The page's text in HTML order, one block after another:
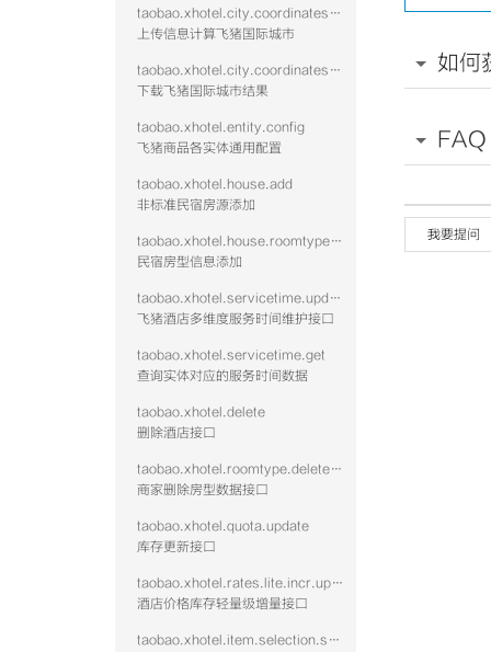
taobao.xhotel.city.coordinates.batch.upload
上传信息计算飞猪国际城市
taobao.xhotel.city.coordinates.batch.download
下载飞猪国际城市结果
taobao.xhotel.entity.config
飞猪商品各实体通用配置
taobao.xhotel.house.add
非标准民宿房源添加
taobao.xhotel.house.roomtype.add
民宿房型信息添加
taobao.xhotel.servicetime.update
飞猪酒店多维度服务时间维护接口
taobao.xhotel.servicetime.get
查询实体对应的服务时间数据
taobao.xhotel.delete
删除酒店接口
taobao.xhotel.roomtype.delete.public
商家删除房型数据接口
taobao.xhotel.quota.update
库存更新接口
taobao.xhotel.rates.lite.incr.update
酒店价格库存轻量级增量接口
taobao.xhotel.item.selection.seller.stat.summary
如何
FAQ
我要提问